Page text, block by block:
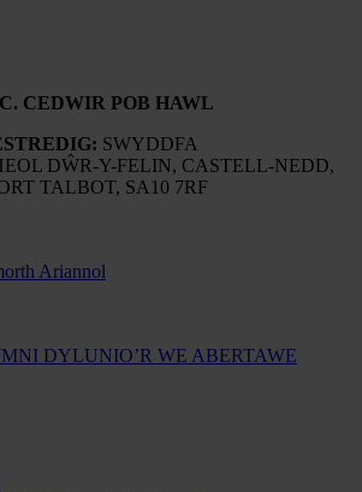
CEDWIR POB HAWL
SWYDDFA
DŴR-Y-FELIN, CASTELL-NEDD,
TALBOT, SA10 7RF
Ariannol
DYLUNIO’R WE ABERTAWE